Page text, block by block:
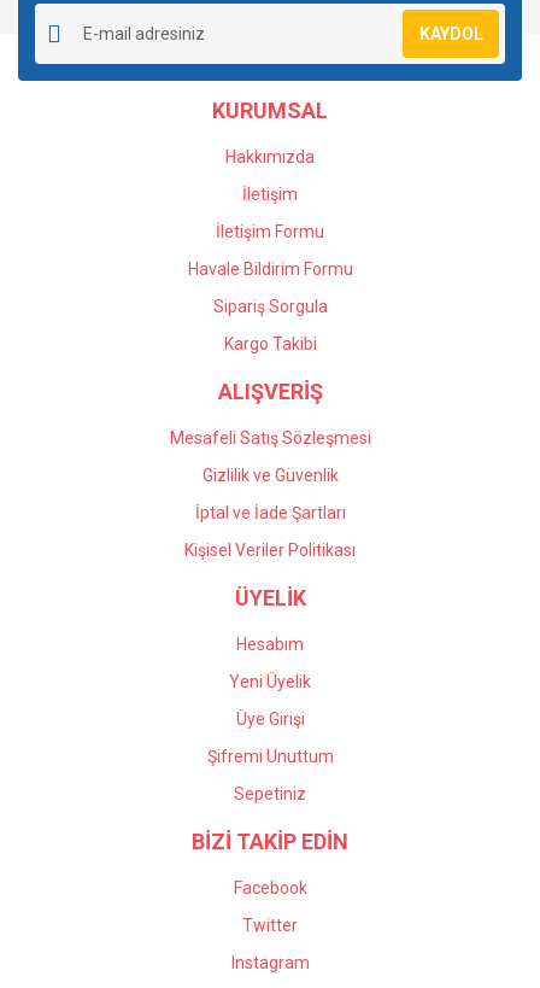
Ürün resmi kalitesiz, bozuk veya görüntülenemiyor.
Ürün açıklamasında eksik bilgiler bulunuyor.
Ürün bilgilerinde hatalar bulunuyor.
Ürün fiyatı diğer sitelerden daha pahalı.
Gönder
KAYDOL
KURUMSAL
Hakkımızda
İletişim
İletişim Formu
Havale Bildirim Formu
Sipariş Sorgula
Kargo Takibi
ALIŞVERİŞ
Mesafeli Satış Sözleşmesi
Gizlilik ve Güvenlik
İptal ve İade Şartları
Kişisel Veriler Politikası
ÜYELİK
Hesabım
Yeni Üyelik
Üye Girişi
Şifremi Unuttum
Sepetiniz
BİZİ TAKİP EDİN
Facebook
Twitter
Instagram